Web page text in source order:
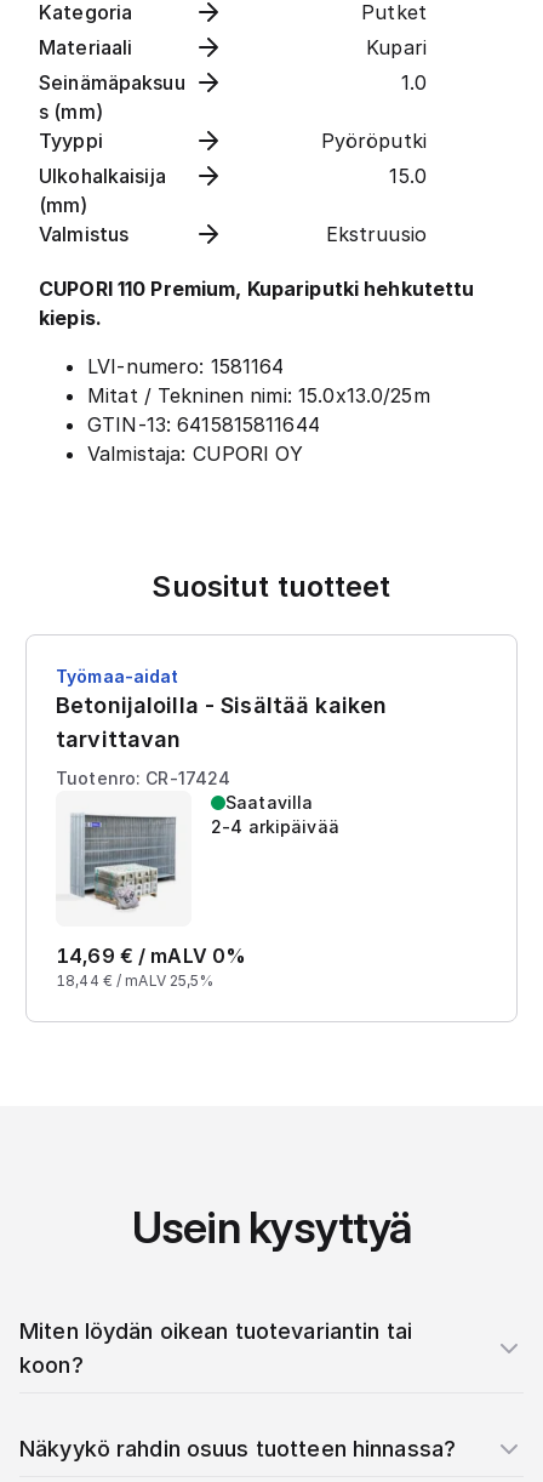
Kategoria
Putket
Materiaali
Kupari
Seinämäpaksuu
s (mm)
1.0
Tyyppi
Pyöröputki
Ulkohalkaisija
(mm)
15.0
Valmistus Ekstruusio
CUPORI 110 Premium, Kupariputki hehkutettu
kiepis.
LVI-numero: 1581164
Mitat / Tekninen nimi: 15.0x13.0/25m
GTIN-13: 6415815811644
Valmistaja: CUPORI OY
Suositut tuotteet
Työmaa-aidat
Betonijaloilla - Sisältää kaiken
tarvittavan
Tuotenro: CR-17424
Saatavilla
2-4 arkipäivää
14,69 € / mALV 0%
18,44 € / mALV 25,5%
Usein kysyttyä
Miten löydän oikean tuotevariantin tai
koon?
Näkyykö rahdin osuus tuotteen hinnassa?